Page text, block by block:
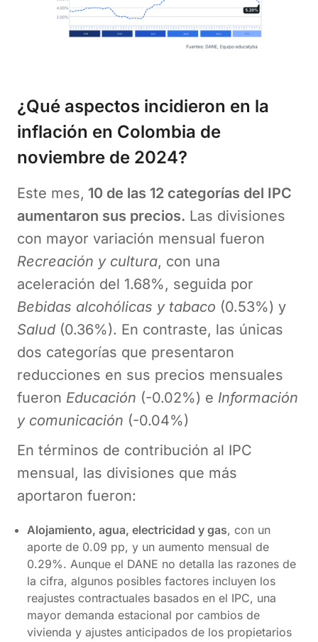
¿Qué aspectos incidieron en la
inflación en Colombia de
noviembre de 2024?
Este mes, 10 de las 12 categorías del IPC
aumentaron sus precios. Las divisiones
con mayor variación mensual fueron
Recreación y cultura, con una
aceleración del 1.68%, seguida por
Bebidas alcohólicas y tabaco (0.53%) y
Salud (0.36%). En contraste, las únicas
dos categorías que presentaron
reducciones en sus precios mensuales
fueron Educación (-0.02%) e Información
y comunicación (-0.04%)
En términos de contribución al IPC
mensual, las divisiones que más
aportaron fueron:
Alojamiento, agua, electricidad y gas, con un
aporte de 0.09 pp, y un aumento mensual de
0.29%. Aunque el DANE no detalla las razones de
la cifra, algunos posibles factores incluyen los
reajustes contractuales basados en el IPC, una
mayor demanda estacional por cambios de
vivienda y ajustes anticipados de los propietarios